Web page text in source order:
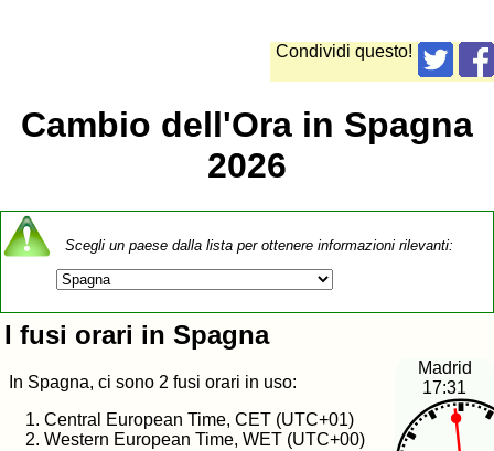
Condividi questo!
Cambio dell'Ora in Spagna
2026
Scegli un paese dalla lista per ottenere informazioni rilevanti:
I fusi orari in Spagna
Madrid
17:32
In Spagna, ci sono 2 fusi orari in uso:
Central European Time, CET (UTC+01)
Western European Time, WET (UTC+00)